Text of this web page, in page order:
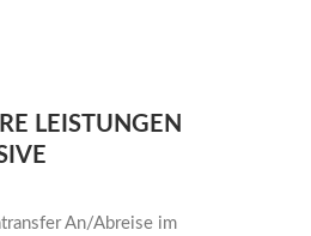
LEISTUNGEN
An/Abreise im